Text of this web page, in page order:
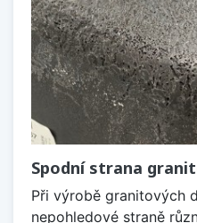
Spodní strana
Při výrobě granitových
nepohledové straně